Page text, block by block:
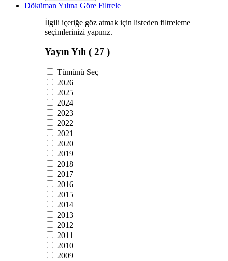
Döküman Yılına Göre Filtrele
İlgili içeriğe göz atmak için listeden filtreleme
seçimlerinizi yapınız.
Yayın Yılı ( 27 )
Tümünü Seç
2026
2025
2024
2023
2022
2021
2020
2019
2018
2017
2016
2015
2014
2013
2012
2011
2010
2009